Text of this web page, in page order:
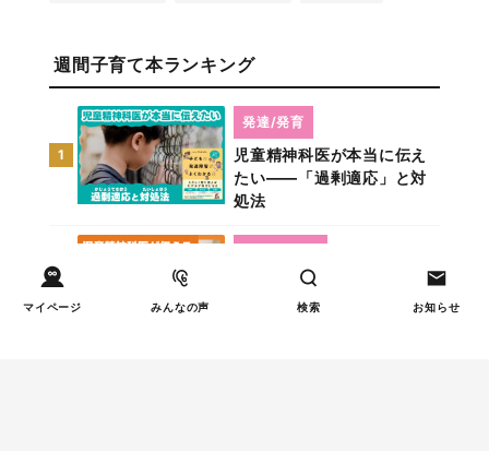
マイページ みんなの声 検索 お知らせ
週間子育て本ランキング
1
児童精神科医が本当に伝え
たい――「過剰適応」と対
処法
発達/発育
2
児童精神科医が伝える「上
の子」に「一人っ子」の気